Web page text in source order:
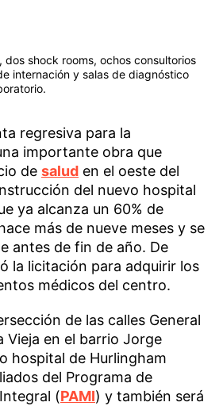
dos shock rooms, ochos consultorios
internación y salas de diagnóstico
regresiva para la
importante obra que
de salud en el oeste del
del nuevo hospital
ya alcanza un 60% de
más de nueve meses y se
antes de fin de año. De
la licitación para adquirir los
médicos del centro.
de las calles General
Vieja en el barrio Jorge
hospital de Hurlingham
del Programa de
(PAMI) y también será